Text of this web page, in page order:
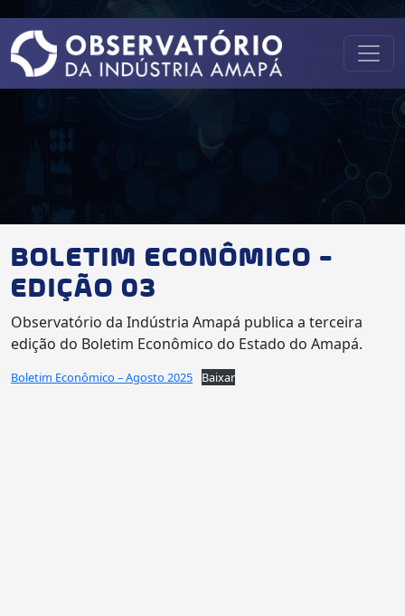
BOLETIM ECONÔMICO –
EDIÇÃO 03
Observatório da Indústria Amapá publica a terceira
edição do Boletim Econômico do Estado do Amapá.
Boletim Econômico – Agosto 2025 Baixar